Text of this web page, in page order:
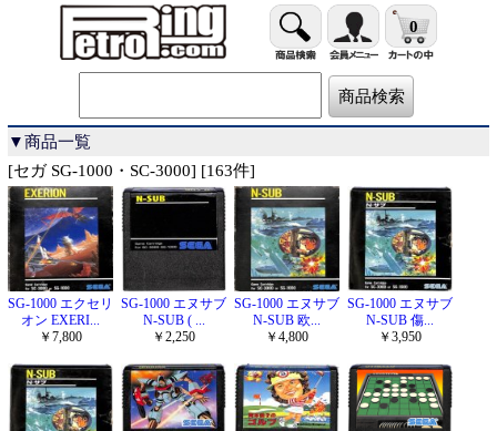
0
▼商品一覧
[セガ SG-1000・SC-3000] [163件]
SG-1000 エクセリ
オン EXERI...
￥7,800
SG-1000 エヌサブ
N-SUB ( ...
￥2,250
SG-1000 エヌサブ
N-SUB 欧...
￥4,800
SG-1000 エヌサブ
N-SUB 傷...
￥3,950